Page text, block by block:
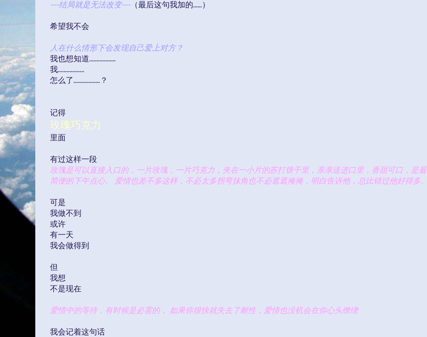
---结局就是无法改变---（最后这句我加的……）
希望我不会
人在什么情形下会发现自己爱上对方？
我也想知道………………
我………………
怎么了………………？
记得
玫瑰巧克力
里面
有过这样一段
玫瑰是可以直接入口的，一片玫瑰，一片巧克力，夹在一小片的苏打饼干里，亲亲送进口里，香甜可口，是最
简便的下午点心。
爱情也差不多这样，不必太多拐弯抹角也不必遮遮掩掩，明白告诉他，总比错过他好得多。
可是
我做不到
或许
有一天
我会做得到
但
我想
不是现在
爱情中的等待，有时候是必需的， 如果你很快就失去了耐性，爱情也没机会在你心头缭绕
我会记着这句话